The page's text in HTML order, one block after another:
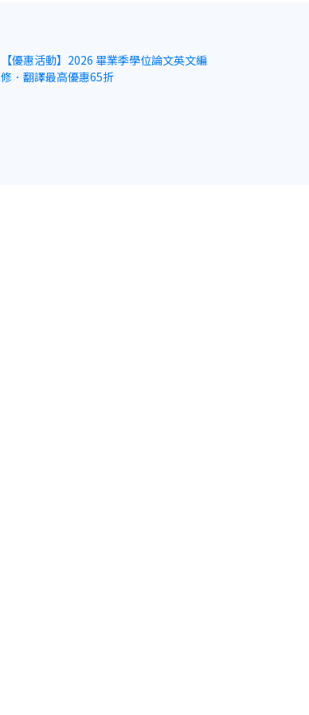
【優惠活動】2026 畢業季學位論文英文編
修．翻譯最高優惠65折